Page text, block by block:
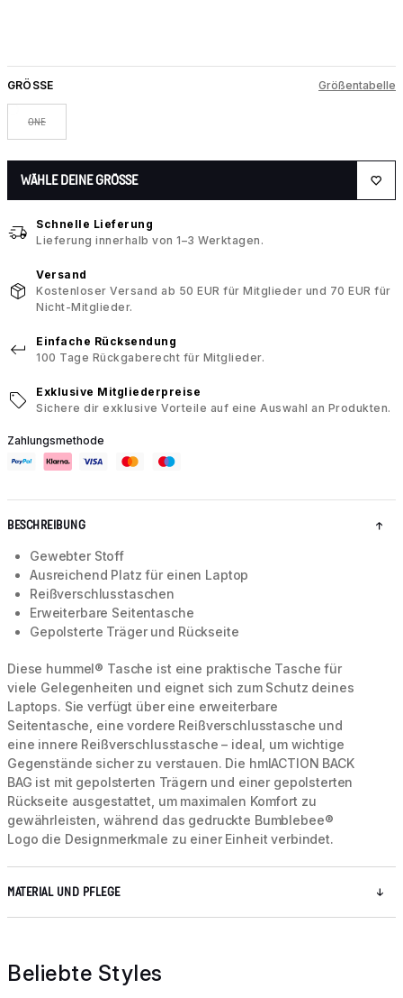
GRÖSSE Größentabelle
ONE
WÄHLE DEINE GRÖSSE
Schnelle Lieferung
Lieferung innerhalb von 1–3 Werktagen.
Versand
Kostenloser Versand ab 50 EUR für Mitglieder und 70 EUR für
Nicht-Mitglieder.
Einfache Rücksendung
100 Tage Rückgaberecht für Mitglieder.
Exklusive Mitgliederpreise
Sichere dir exklusive Vorteile auf eine Auswahl an Produkten.
Zahlungsmethode
BESCHREIBUNG
Gewebter Stoff
Ausreichend Platz für einen Laptop
Reißverschlusstaschen
Erweiterbare Seitentasche
Gepolsterte Träger und Rückseite
Diese hummel® Tasche ist eine praktische Tasche für
viele Gelegenheiten und eignet sich zum Schutz deines
Laptops. Sie verfügt über eine erweiterbare
Seitentasche, eine vordere Reißverschlusstasche und
eine innere Reißverschlusstasche – ideal, um wichtige
Gegenstände sicher zu verstauen. Die hmlACTION BACK
BAG ist mit gepolsterten Trägern und einer gepolsterten
Rückseite ausgestattet, um maximalen Komfort zu
gewährleisten, während das gedruckte Bumblebee®
Logo die Designmerkmale zu einer Einheit verbindet.
MATERIAL UND PFLEGE
Beliebte Styles